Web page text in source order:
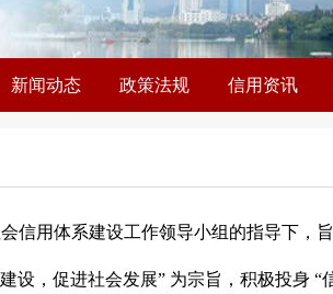
新闻动态 政策法规 信用资讯
信用体系建设工作领导小组的指导下，
设，促进社会发展” 为宗旨，积极投身 “